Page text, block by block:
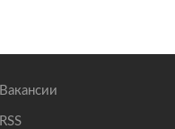
Вакансии
RSS